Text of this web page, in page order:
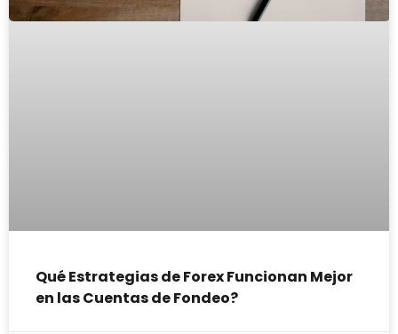
Qué Estrategias de Forex Funcionan Mejor
en las Cuentas de Fondeo?